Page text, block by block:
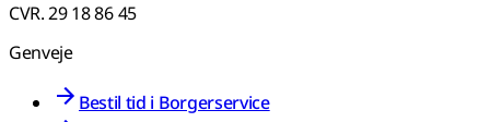
CVR. 29 18 86 45
Genveje
Bestil tid i Borgerservice